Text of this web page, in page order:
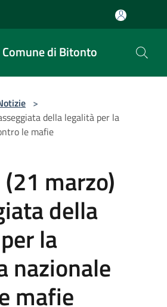
Comune di Bitonto
>
della legalità per la
le mafie
marzo)
della
la
nazionale
mafie